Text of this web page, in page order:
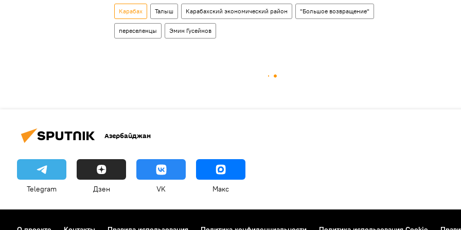
Карабах Талыш Карабахский экономический район "Большое возвращение"
переселенцы Эмин Гусейнов
Азербайджан
Telegram Дзен VK Макс